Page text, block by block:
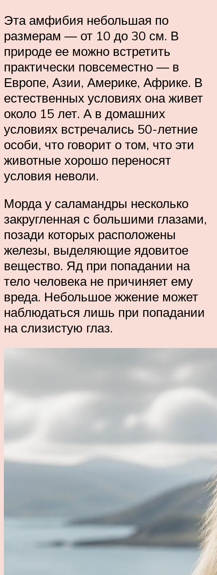
Эта амфибия небольшая по
размерам — от 10 до 30 см. В
природе ее можно встретить
практически повсеместно — в
Европе, Азии, Америке, Африке. В
естественных условиях она живет
около 15 лет. А в домашних
условиях встречались 50-летние
особи, что говорит о том, что эти
животные хорошо переносят
условия неволи.
Морда у саламандры несколько
закругленная с большими глазами,
позади которых расположены
железы, выделяющие ядовитое
вещество. Яд при попадании на
тело человека не причиняет ему
вреда. Небольшое жжение может
наблюдаться лишь при попадании
на слизистую глаз.